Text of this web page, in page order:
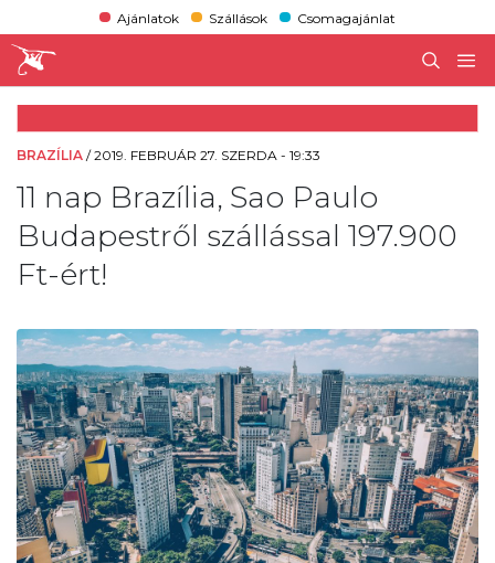
Ajánlatok Szállások Csomagajánlat
BRAZÍLIA /2019. FEBRUÁR 27. SZERDA - 19:33
11 nap Brazília, Sao Paulo
Budapestről szállással 197.900
Ft-ért!